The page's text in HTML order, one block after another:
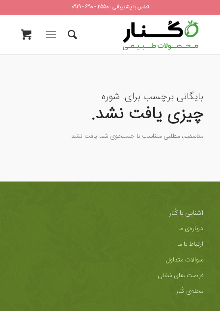
تماس با پشتیبانی : 2550 - 690 - 0919
بایگانی برچسب برای: شوره
چیزی یافت نشد.
متاسفیم، مطلبی متناسب با جستجوی شما یافت نشد.
آشنایی با کُنار
درباره‌ی ما
ارتباط با ما
سوالات متداول
فرصت های شغلی
مجله‌ی کُنار